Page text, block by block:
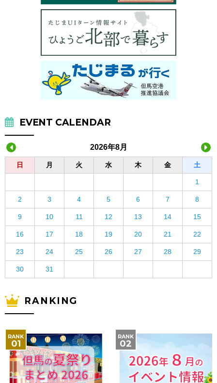
EVENT CALENDAR
2026年8月
日 月 火 水 木 金 土
1
2 3 4 5 6 7 8
9 10 11 12 13 14 15
16 17 18 19 20 21 22
23 24 25 26 27 28 29
30 31
RANKING